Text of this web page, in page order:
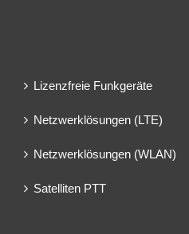
Lizenzfreie Funkgeräte
Netzwerklösungen (LTE)
Netzwerklösungen (WLAN)
Satelliten PTT